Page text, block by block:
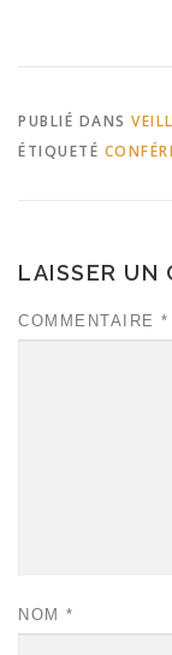
PUBLIÉ DANS
ÉTIQUETÉ
LAISSER UN
COMMENTAIRE *
NOM *